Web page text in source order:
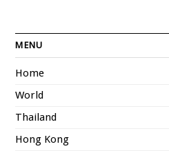
MENU
Home
World
Thailand
Hong Kong